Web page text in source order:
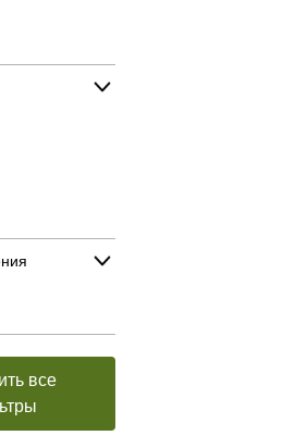
все